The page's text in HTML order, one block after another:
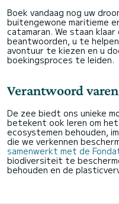
Boek vandaag nog uw
buitengewone maritieme
catamaran. We staan klaar
beantwoorden, u te
avontuur te kiezen en u
boekingsproces te leiden.
Verantwoord varen
De zee biedt ons unieke
betekent ook leren om
ecosystemen behouden,
die we verkennen
samenwerkt met de
biodiversiteit te
behouden en de